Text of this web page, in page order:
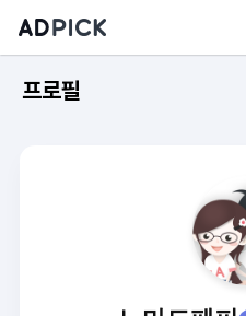
프로필